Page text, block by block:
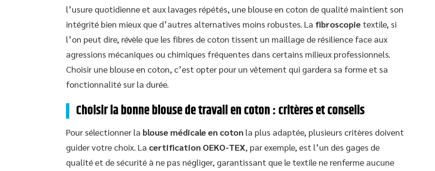
l’usure quotidienne et aux lavages répétés, une blouse en coton de qualité maintient son
intégrité bien mieux que d’autres alternatives moins robustes. La fibroscopie textile, si
l’on peut dire, révèle que les fibres de coton tissent un maillage de résilience face aux
agressions mécaniques ou chimiques fréquentes dans certains milieux professionnels.
Choisir une blouse en coton, c’est opter pour un vêtement qui gardera sa forme et sa
fonctionnalité sur la durée.
Choisir la bonne blouse de travail en coton : critères et conseils
Pour sélectionner la blouse médicale en coton la plus adaptée, plusieurs critères doivent
guider votre choix. La certification OEKO-TEX, par exemple, est l’un des gages de
qualité et de sécurité à ne pas négliger, garantissant que le textile ne renferme aucune